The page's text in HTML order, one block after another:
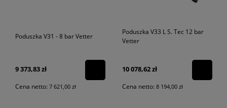
Poduszka V31 - 8 bar Vetter
9 373,83 zł
Cena netto: 7 621,00 zł
Poduszka V33 L S. Tec 12 bar
Vetter
10 078,62 zł
Cena netto: 8 194,00 zł